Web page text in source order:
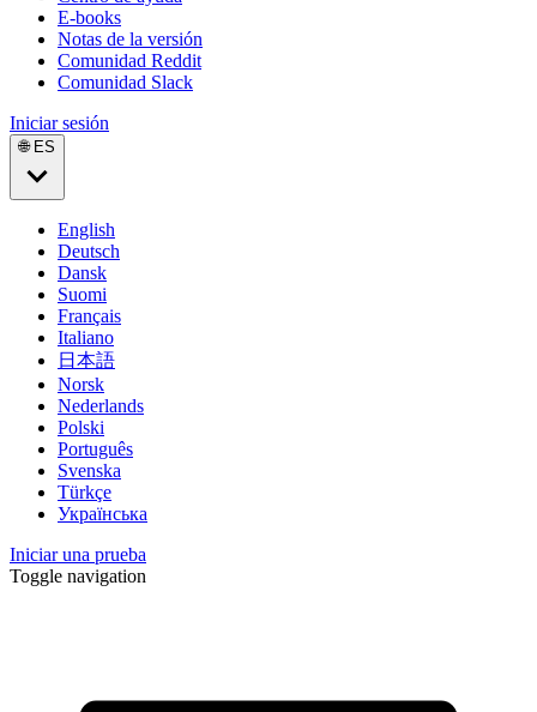
E-books
Notas de la versión
Comunidad Reddit
Comunidad Slack
Iniciar sesión
🌐 ES
English
Deutsch
Dansk
Suomi
Français
Italiano
日本語
Norsk
Nederlands
Polski
Português
Svenska
Türkçe
Українська
Iniciar una prueba
Toggle navigation